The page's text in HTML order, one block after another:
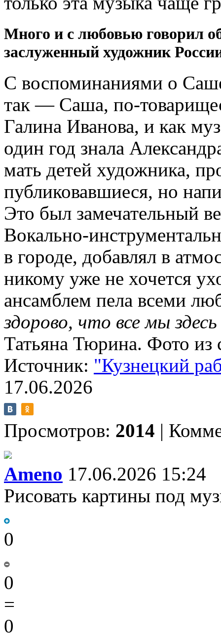
Много и с любовью говорил
заслуженный художник
С воспоминаниями о
так — Саша, по-
Галина Иванова, и как
один год знала
мать детей художника,
публиковавшиеся, но
Это был замечательный
Вокально-
в городе, добавлял в
никому уже не хочется
ансамблем пела всеми
здорово, что все мы здесь
Татьяна Тюрина. Фото из
Источник: "Кузнецкий
17.06.2026
Просмотров: 2014 |
Ameno 17.06.2026 15:24
Рисовать картины под
0
0
=
0